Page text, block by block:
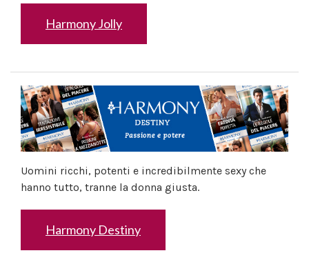
Harmony Jolly
Uomini ricchi, potenti e incredibilmente sexy che
hanno tutto, tranne la donna giusta.
Harmony Destiny